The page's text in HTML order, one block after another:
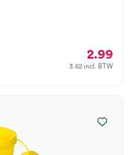
2.99
3.62 incl. BTW